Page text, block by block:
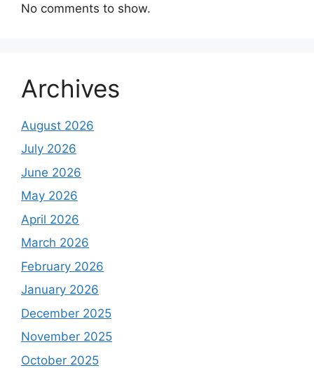
No comments to show.
Archives
August 2026
July 2026
June 2026
May 2026
April 2026
March 2026
February 2026
January 2026
December 2025
November 2025
October 2025